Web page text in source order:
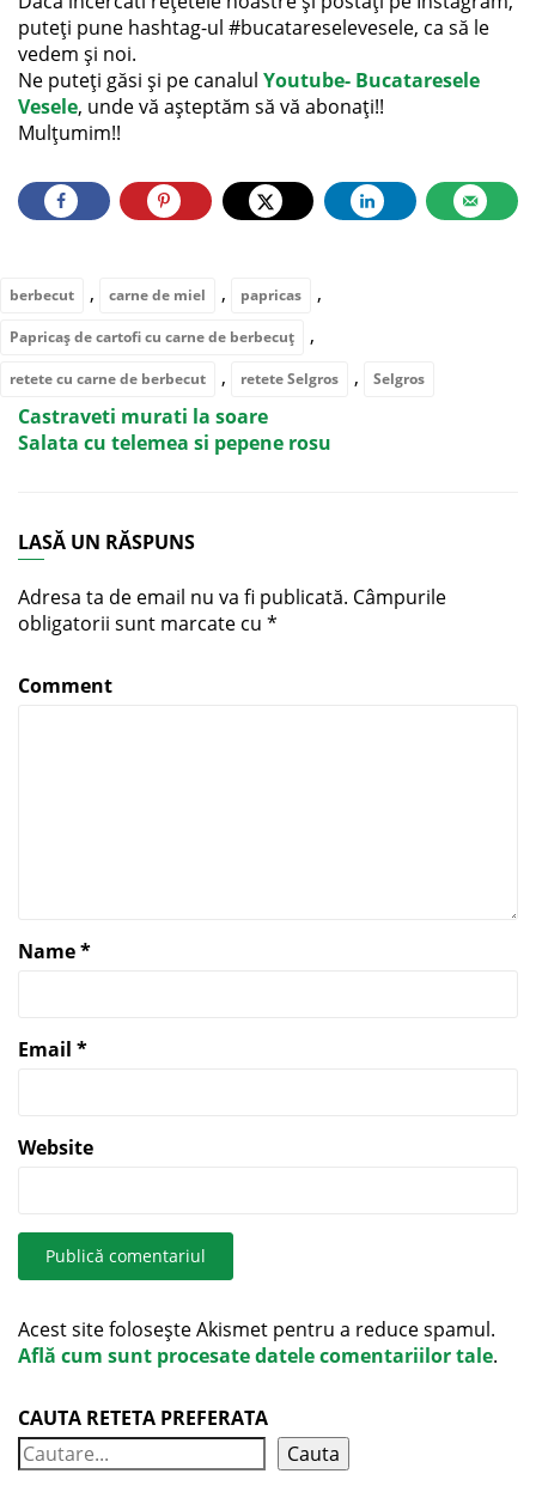
puteți pune hashtag-ul #bucatareselevesele, ca să le
vedem și noi.
Ne puteți găsi și pe canalul Youtube- Bucataresele
Vesele, unde vă așteptăm să vă abonați!!
Mulțumim!!
berbecut , carne de miel , papricas ,
Papricaș de cartofi cu carne de berbecuț ,
retete cu carne de berbecut , retete Selgros , Selgros
Castraveti murati la soare
Salata cu telemea si pepene rosu
LASĂ UN RĂSPUNS
Adresa ta de email nu va fi publicată. Câmpurile
obligatorii sunt marcate cu *
Comment
Name*
Email *
Website
Acest site folosește Akismet pentru a reduce spamul.
Află cum sunt procesate datele comentariilor tale.
CAUTA RETETA PREFERATA
Cauta